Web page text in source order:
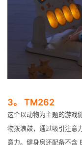
3。 TM262
这个以动物为主题的游戏
物拨浪鼓，通过吸引注意
意力。健身房还配备不含